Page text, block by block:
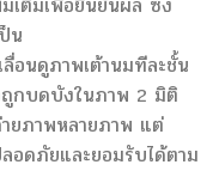
น
อนดูภาพเต้านมทีละชั้น
ถูกบดบังในภาพ 2 มิติ
ยภาพหลายภาพ แต่
อดภัยและยอมรับได้ตาม